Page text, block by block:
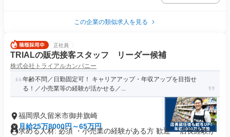
この企業の類似求人を見る
正社員
TRIALの販売接客スタッフ リーダー候補
株式会社トライアルカンパニー
年齢不問／日勤固定可！ キャリアアップ・年収アップを目指せ
る！／小売業等の経験が活かせる／...
福岡県久留米市御井旗崎
月給25万8000円～65万円
求める人材: 必須 ・小売業の経験がある方 歓迎 ・店長経験が